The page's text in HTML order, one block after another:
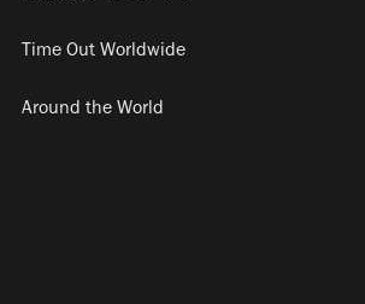
Time Out Worldwide
Around the World